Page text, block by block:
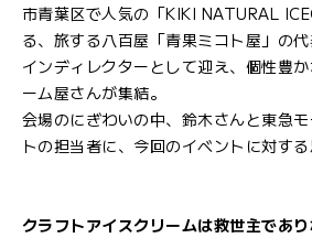
市青葉区で人気の「KIKI NATURAL
る、旅する八百屋「青果ミコト屋」の
インディレクターとして迎え、個性豊
ーム屋さんが集結。
会場のにぎわいの中、鈴木さんと東急
トの担当者に、今回のイベントに対する
クラフトアイスクリームは救世主であ